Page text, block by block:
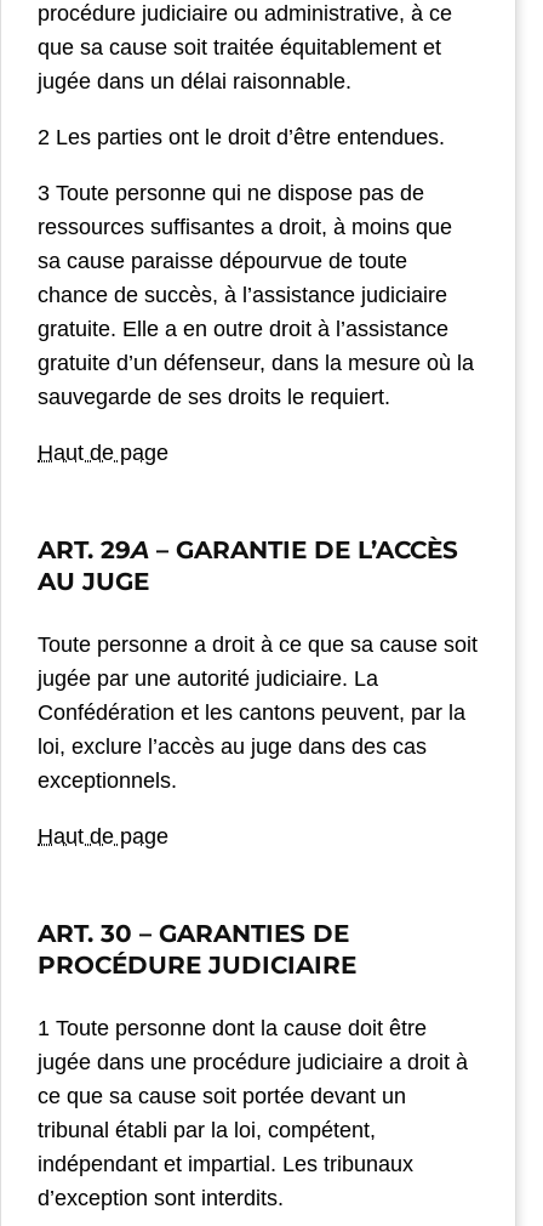
procédure judiciaire ou administrative, à ce
que sa cause soit traitée équitablement et
jugée dans un délai raisonnable.
2 Les parties ont le droit d’être entendues.
3 Toute personne qui ne dispose pas de
ressources suffisantes a droit, à moins que
sa cause paraisse dépourvue de toute
chance de succès, à l’assistance judiciaire
gratuite. Elle a en outre droit à l’assistance
gratuite d’un défenseur, dans la mesure où la
sauvegarde de ses droits le requiert.
Haut de page
ART. 29A – GARANTIE DE L’ACCÈS
AU JUGE
Toute personne a droit à ce que sa cause soit
jugée par une autorité judiciaire. La
Confédération et les cantons peuvent, par la
loi, exclure l’accès au juge dans des cas
exceptionnels.
Haut de page
ART. 30 – GARANTIES DE
PROCÉDURE JUDICIAIRE
1 Toute personne dont la cause doit être
jugée dans une procédure judiciaire a droit à
ce que sa cause soit portée devant un
tribunal établi par la loi, compétent,
indépendant et impartial. Les tribunaux
d’exception sont interdits.